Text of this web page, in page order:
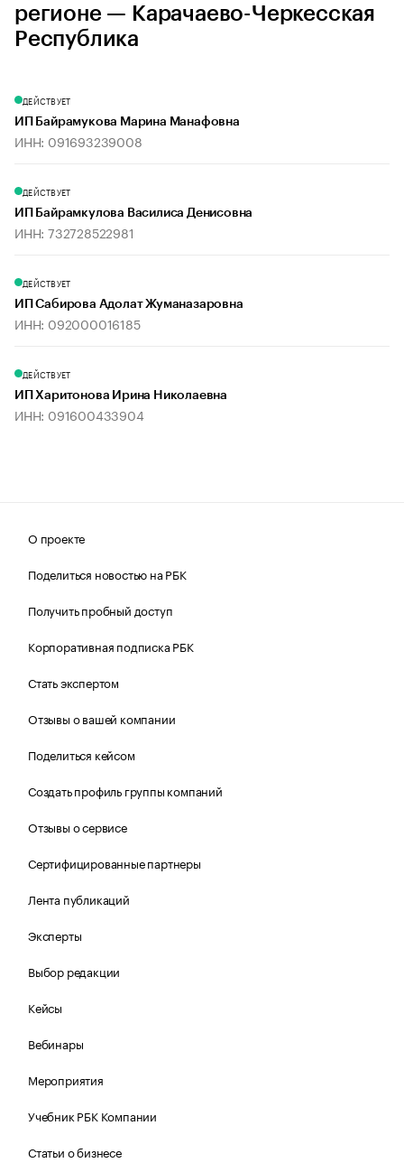
регионе — Карачаево-Черкесская
Республика
ДЕЙСТВУЕТ
ИП Байрамукова Марина Манафовна
ИНН: 091693239008
ДЕЙСТВУЕТ
ИП Байрамкулова Василиса Денисовна
ИНН: 732728522981
ДЕЙСТВУЕТ
ИП Сабирова Адолат Жуманазаровна
ИНН: 092000016185
ДЕЙСТВУЕТ
ИП Харитонова Ирина Николаевна
ИНН: 091600433904
О проекте
Поделиться новостью на РБК
Получить пробный доступ
Корпоративная подписка РБК
Стать экспертом
Отзывы о вашей компании
Поделиться кейсом
Создать профиль группы компаний
Отзывы о сервисе
Сертифицированные партнеры
Лента публикаций
Эксперты
Выбор редакции
Кейсы
Вебинары
Мероприятия
Учебник РБК Компании
Статьи о бизнесе